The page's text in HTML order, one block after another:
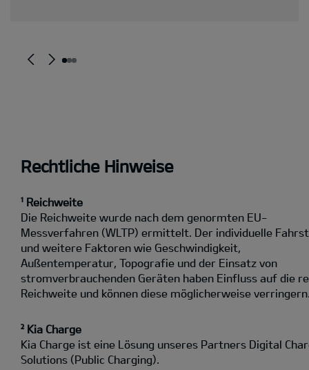
Rechtliche Hinweise
¹ Reichweite
Die Reichweite wurde nach dem genormten EU-
Messverfahren (WLTP) ermittelt. Der individuelle
und weitere Faktoren wie Geschwindigkeit,
Außentemperatur, Topografie und der Einsatz von
stromverbrauchenden Geräten haben Einfluss auf die
Reichweite und können diese möglicherweise
² Kia Charge
Kia Charge ist eine Lösung unseres Partners Digital
Solutions (Public Charging).